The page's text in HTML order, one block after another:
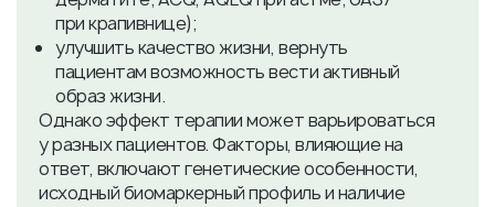
при крапивнице);
улучшить качество жизни, вернуть
пациентам возможность вести активный
образ жизни.
Однако эффект терапии может варьироваться
у разных пациентов. Факторы, влияющие на
ответ, включают генетические особенности,
исходный биомаркерный профиль и наличие